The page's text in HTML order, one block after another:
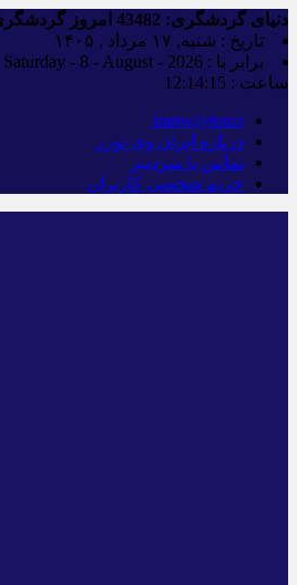
دنیای گردشگری: امروز
تاریخ : شنبه, ۱۷ مرداد , ۱۴۰۵
برابر با : Saturday - 8 - August - 2026
ساعت : 12:14:16
iranwaytours
درباره ایران وی تورز
تماس با سردبیر
حریم شخصی کاربران